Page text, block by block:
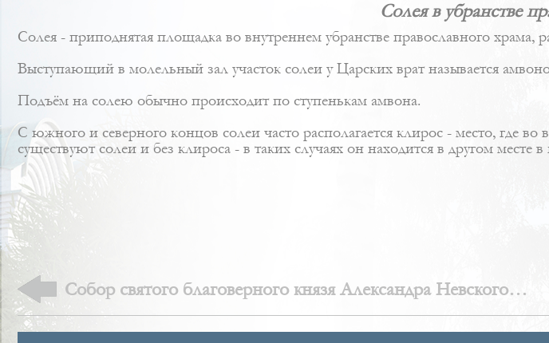
Солея в убранстве
Солея - приподнятая площадка во внутреннем убранстве православного храма,
Выступающий в молельный зал участок солеи уЦарских врат называется
Подъём на солею обычно происходит по ступенькам амвона.
С южного и северного концов солеи часто располагается клирос - место, где во
существуют солеи и без клироса - в таких случаях он находится в другом месте в
Cобор святого благоверного князя Александра Невского